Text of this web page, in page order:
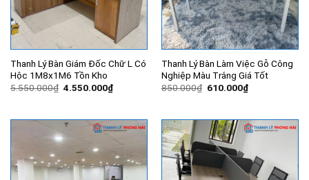
Thanh Lý Bàn Giám Đốc Chữ L Có
Hộc 1M8x1M6 Tồn Kho
5.550.000₫ Giá
4.550.000₫Giá
hiện
4.550.000₫.
Thanh Lý Bàn Làm Việc Gỗ Công
Nghiệp Màu Trắng Giá Tốt
850.000₫ Giá
610.000₫Giá
hiện
610.000₫.